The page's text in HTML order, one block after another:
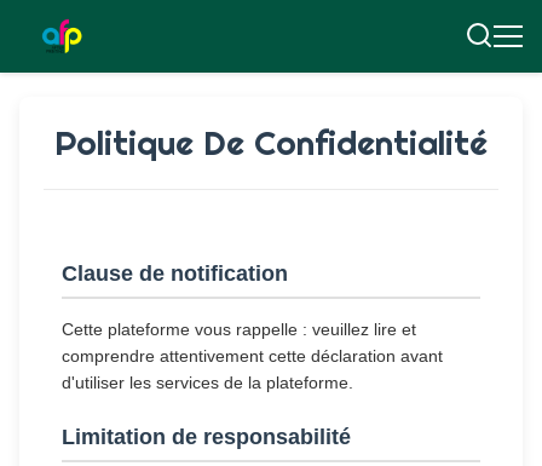
Politique De Confidentialité
Clause de notification
Cette plateforme vous rappelle : veuillez lire et
comprendre attentivement cette déclaration avant
d'utiliser les services de la plateforme.
Limitation de responsabilité